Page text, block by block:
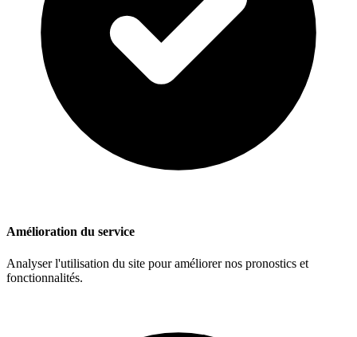
Amélioration du service
Analyser l'utilisation du site pour améliorer nos pronostics et
fonctionnalités.